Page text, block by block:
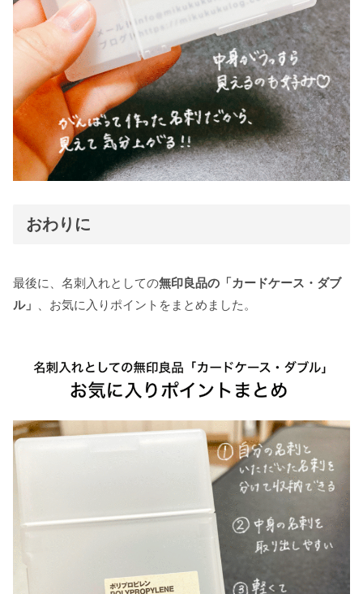
おわりに
最後に、名刺入れとしての無印良品の「カードケース・ダブ
ル」
、お気に入りポイントをまとめました。